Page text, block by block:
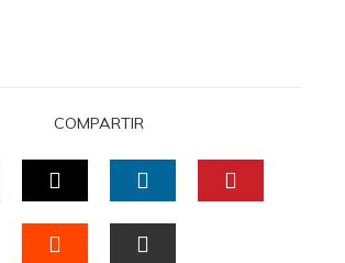
COMPARTIR
TWITTERLINKEDIN